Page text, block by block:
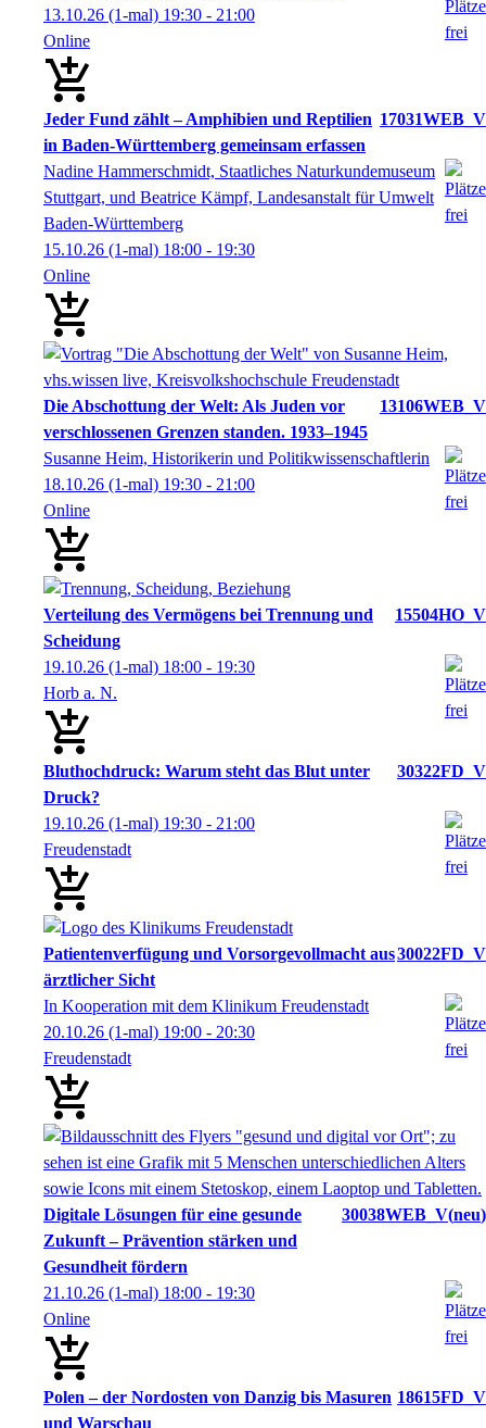
13.10.26 (1-mal) 19:30 - 21:00
Online
Jeder Fund zählt – Amphibien und Reptilien
in Baden-Württemberg gemeinsam erfassen
17031WEB_V
Nadine Hammerschmidt, Staatliches Naturkundemuseum
Stuttgart, und Beatrice Kämpf, Landesanstalt für Umwelt
Baden-Württemberg
15.10.26 (1-mal) 18:00 - 19:30
Online
Die Abschottung der Welt: Als Juden vor
verschlossenen Grenzen standen. 1933–1945
13106WEB_V
Susanne Heim, Historikerin und Politikwissenschaftlerin
18.10.26 (1-mal) 19:30 - 21:00
Online
Verteilung des Vermögens bei Trennung und
Scheidung
15504HO_V
19.10.26 (1-mal) 18:00 - 19:30
Horb a. N.
Bluthochdruck: Warum steht das Blut unter
Druck?
30322FD_V
19.10.26 (1-mal) 19:30 - 21:00
Freudenstadt
Patientenverfügung und Vorsorgevollmacht aus
ärztlicher Sicht
30022FD_V
In Kooperation mit dem Klinikum Freudenstadt
20.10.26 (1-mal) 19:00 - 20:30
Freudenstadt
Digitale Lösungen für eine gesunde
Zukunft – Prävention stärken und
Gesundheit fördern
30038WEB_V neu
21.10.26 (1-mal) 18:00 - 19:30
Online
Polen – der Nordosten von Danzig bis Masuren
und Warschau
18615FD_V